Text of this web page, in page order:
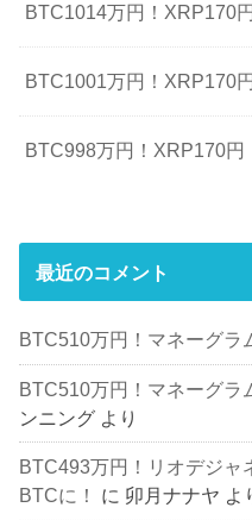
BTC1014万円！XRP170円
BTC1001万円！XRP170円
BTC998万円！XRP170円
最近のコメント
BTC510万円！マネーグラ
BTC510万円！マネーグラ
ンニング より
BTC493万円！リオデジャ
BTCに！
に 卯月ナナヤ よ